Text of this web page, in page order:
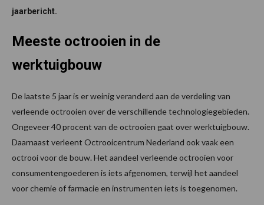
jaarbericht.
Meeste octrooien in de
werktuigbouw
De laatste 5 jaar is er weinig veranderd aan de verdeling van
verleende octrooien over de verschillende technologiegebieden.
Ongeveer 40 procent van de octrooien gaat over werktuigbouw.
Daarnaast verleent Octrooicentrum Nederland ook vaak een
octrooi voor de bouw. Het aandeel verleende octrooien voor
consumentengoederen is iets afgenomen, terwijl het aandeel
voor chemie of farmacie en instrumenten iets is toegenomen.